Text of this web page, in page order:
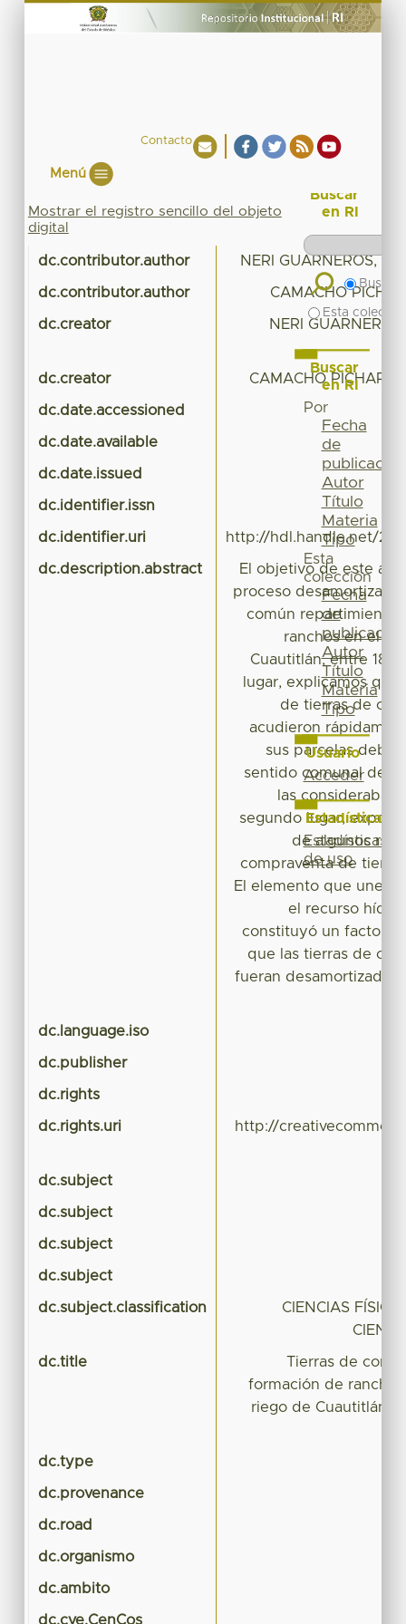
Contacto
Menú
Mostrar el registro sencillo del objeto
digital
dc.contributor.author NERI GUARNEROS,
dc.contributor.author CAMACHO
dc.creator NERI
dc.creator CAMACHO
dc.date.accessioned
dc.date.available
dc.date.issued
dc.identifier.issn
dc.identifier.uri http://hdl.handle.net/
dc.description.abstract
El objetivo de este
proceso
común repartimiento
ranchos en el
Cuautitlán, entre
lugar, explicamos que
de tierras de
acudieron
sus parcelas
sentido comunal de
las consideraban
segundo lugar,
de algunos
compraventa de
El elemento que une
el recurso
constituyó un factor
que las tierras de
fueran desamortizadas
dc.language.iso
dc.publisher
dc.rights
dc.rights.uri http://
dc.subject
dc.subject
dc.subject
dc.subject
dc.subject.classification
CIENCIAS
dc.title
Tierras de
formación de
riego de Cuautitlán,
dc.type
dc.provenance
dc.road
dc.organismo
dc.ambito
dc.cve.CenCos
Buscar
en RI
Buscar
Esta
Buscar
en RI
Por
Fecha
de
publicación
Autor
Título
Materia
Tipo
Esta
colección
Fecha
de
publicación
Autor
Título
Materia
Tipo
Usuario
Acceder
Estadísticas
Estadísticas
de uso